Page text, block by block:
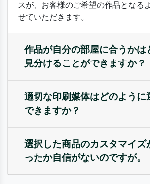
スが、お客様のご希望の作品となる
せていただきます。
作品が自分の部屋に合うかは
見分けることができますか？
適切な印刷媒体はどのように
できますか？
選択した商品のカスタマイズ
ったか自信がないのですが。